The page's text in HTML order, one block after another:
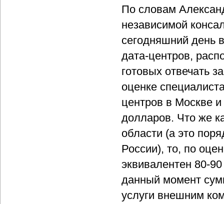
По словам
независимой
сегодняшний день
дата-центров,
готовых отвечать
оценке
центров в Москве
долларов. Что же
области (а это
России), то, по
эквивалентен 80-
данный момент
услуги внешним